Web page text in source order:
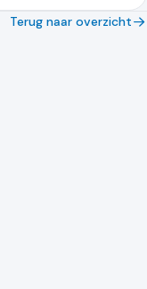
Terug naar overzicht